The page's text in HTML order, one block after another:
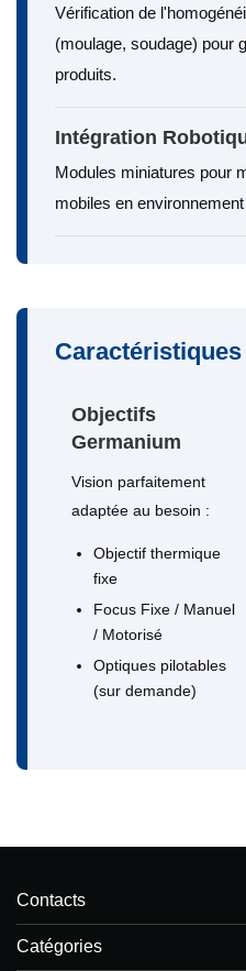
Vérification de
(moulage, soudage) pour
produits.
Intégration
Modules miniatures pour
mobiles en
Objectifs
Germanium
Vision parfaitement
adaptée au besoin :
Objectif thermique
fixe
Focus Fixe / Manuel
/ Motorisé
Optiques pilotables
(sur demande)
Contacts
Catégories